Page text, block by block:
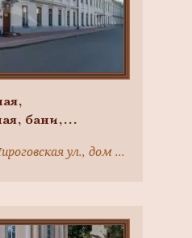
бани,
комплекс
Москва, Большая Пироговская ул., дом 2, строение 6